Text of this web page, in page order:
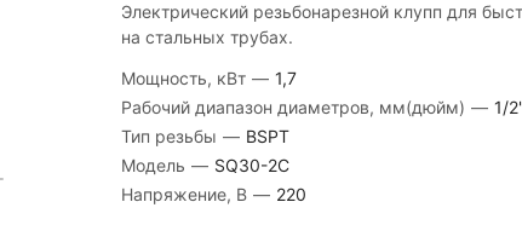
Электрический резьбонарезной клупп для
на стальных трубах.
Мощность, кВт — 1,7
Рабочий диапазон диаметров, мм(дюйм) — 1/
Тип резьбы — BSPT
Модель — SQ30-2C
Напряжение, В — 220